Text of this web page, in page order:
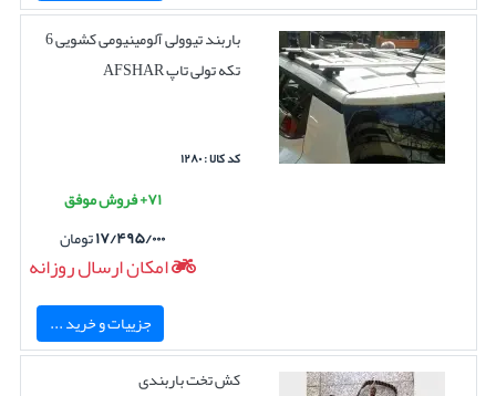
باربند تیوولی آلومینیومی کشویی 6
تکه تولی تاپ AFSHAR
کد کالا : ۱۲۸۰
۷۱+ فروش موفق
۱۷/۴۹۵/۰۰۰تومان
امکان ارسال روزانه
جزییات و خرید ...
کش تخت باربندی